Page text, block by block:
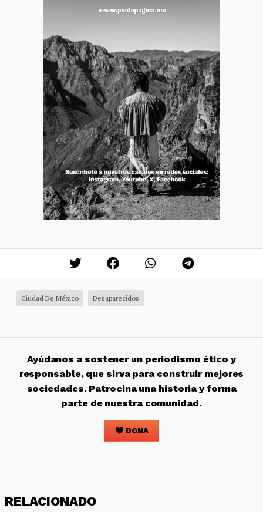
Ciudad De México Desaparecidos
Ayúdanos a sostener un periodismo ético y
responsable, que sirva para construir mejores
sociedades. Patrocina una historia y forma
parte de nuestra comunidad.
DONA
RELACIONADO